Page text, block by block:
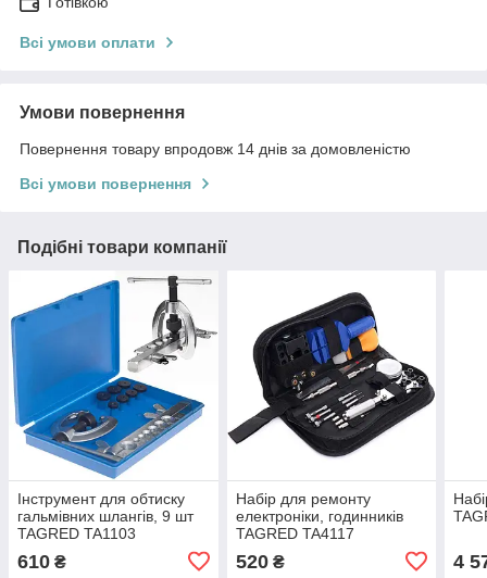
Всі умови оплати
Умови повернення
Повернення товару впродовж 14 днів за домовленістю
Всі умови повернення
Подібні товари компанії
Інструмент для обтиску
гальмівних шлангів, 9 шт
TAGRED TA1103
610 ₴
Набір для ремонту
електроніки, годинників
TAGRED TA4117
520₴ 4